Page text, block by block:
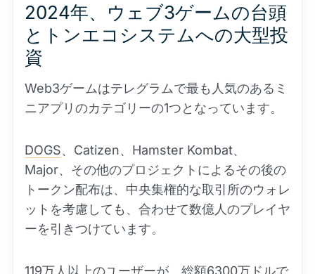
2024年、ウェブ3ゲームの台頭
とトンエコシステムへの大型投
資
Web3ゲームはテレグラムで最も人気のあるミ
ニアプリのカテゴリーの1つとなっています。
DOGS、Catizen、Hamster Kombat、
Major、その他のプロジェクトによるその後の
トークン配布は、中央集権的な取引所のウォレ
ットを考慮しても、合わせて数億人のプレイヤ
ーを引きつけています。
119万人以上のユーザーが、総額6300万ドルで